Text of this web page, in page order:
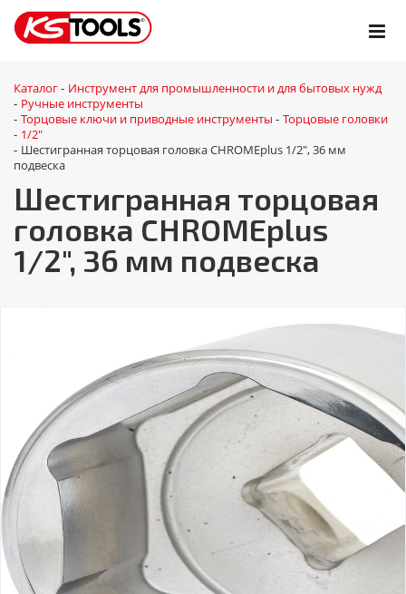
Каталог - Инструмент для промышленности и для бытовых нужд
- Ручные инструменты
- Торцовые ключи и приводные инструменты - Торцовые головки
- 1/2"
- Шестигранная торцовая головка CHROMEplus 1/2", 36 мм
подвеска
Шестигранная торцовая
головка CHROMEplus
1/2", 36 мм подвеска